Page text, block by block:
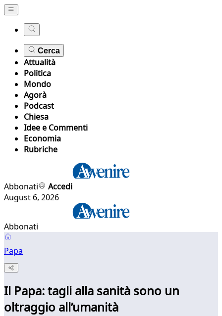
Cerca
Attualità
Politica
Mondo
Agorà
Podcast
Chiesa
Idee e Commenti
Economia
Rubriche
Abbonati
Accedi
August 6, 2026
Abbonati
Papa
Il Papa: tagli alla sanità sono un
oltraggio all’umanità